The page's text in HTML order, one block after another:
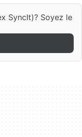
SyncIt)? Soyez le